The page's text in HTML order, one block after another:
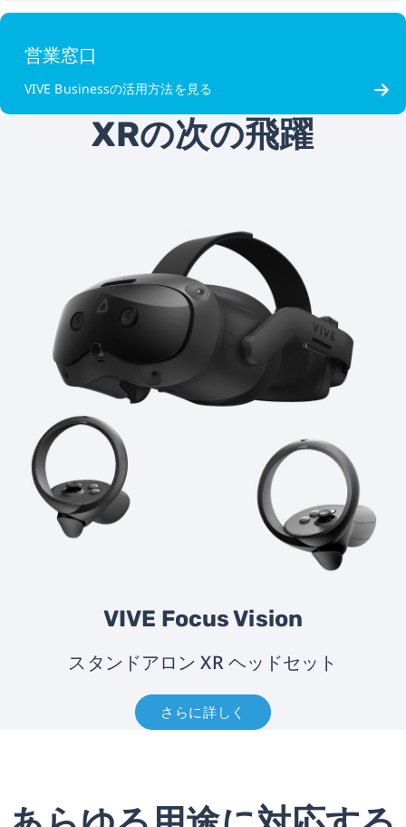
営業窓口
VIVE Businessの活用方法を見る
XRの次の飛躍
VIVE Focus Vision
スタンドアロン XR ヘッドセット
さらに詳しく